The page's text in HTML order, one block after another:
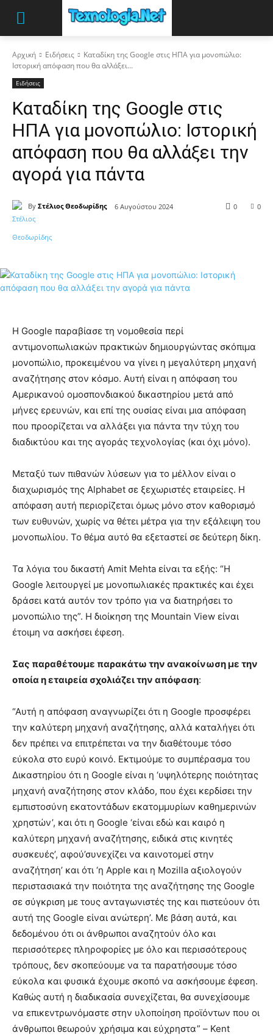
Αρχική Ειδήσεις
Καταδίκη της Google στις ΗΠΑ για μονοπώλιο:
Ιστορική απόφαση που θα αλλάξει...
Ειδήσεις
Καταδίκη της Google στις
ΗΠΑ για μονοπώλιο: Ιστορική
απόφαση που θα αλλάξει την
αγορά για πάντα
By Στέλιος Θεοδωρίδης 6 Αυγούστου 2024 0
0
Η Google παραβίασε τη νομοθεσία περί
αντιμονοπωλιακών πρακτικών δημιουργώντας σκόπιμα
μονοπώλιο, προκειμένου να γίνει η μεγαλύτερη μηχανή
αναζήτησης στον κόσμο. Αυτή είναι η απόφαση του
Αμερικανού ομοσπονδιακού δικαστηρίου μετά από
μήνες ερευνών, και επί της ουσίας είναι μια απόφαση
που προορίζεται να αλλάξει για πάντα την τύχη του
διαδικτύου και της αγοράς τεχνολογίας (και όχι μόνο).
Μεταξύ των πιθανών λύσεων για το μέλλον είναι ο
διαχωρισμός της Alphabet σε ξεχωριστές εταιρείες. Η
απόφαση αυτή περιορίζεται όμως μόνο στον καθορισμό
των ευθυνών, χωρίς να θέτει μέτρα για την εξάλειψη του
μονοπωλίου. Το θέμα αυτό θα εξεταστεί σε δεύτερη δίκη.
Τα λόγια του δικαστή Amit Mehta είναι τα εξής: “Η
Google λειτουργεί με μονοπωλιακές πρακτικές και έχει
δράσει κατά αυτόν τον τρόπο για να διατηρήσει το
μονοπώλιο της”. Η διοίκηση της Mountain View είναι
έτοιμη να ασκήσει έφεση.
Σας παραθέτουμε παρακάτω την ανακοίνωση με την
οποία η εταιρεία σχολιάζει την απόφαση:
“Αυτή η απόφαση αναγνωρίζει ότι η Google προσφέρει
την καλύτερη μηχανή αναζήτησης, αλλά καταλήγει ότι
δεν πρέπει να επιτρέπεται να την διαθέτουμε τόσο
εύκολα στο ευρύ κοινό. Εκτιμούμε το συμπέρασμα του
Δικαστηρίου ότι η Google είναι η ‘υψηλότερης ποιότητας
μηχανή αναζήτησης στον κλάδο, που έχει κερδίσει την
εμπιστοσύνη εκατοντάδων εκατομμυρίων καθημερινών
χρηστών’, και ότι η Google ‘είναι εδώ και καιρό η
καλύτερη μηχανή αναζήτησης, ειδικά στις κινητές
συσκευές’, αφού’συνεχίζει να καινοτομεί στην
αναζήτηση’ και ότι ‘η Apple και η Mozilla αξιολογούν
περιστασιακά την ποιότητα της αναζήτησης της Google
σε σύγκριση με τους ανταγωνιστές της και πιστεύουν ότι
αυτή της Google είναι ανώτερη’. Με βάση αυτά, και
δεδομένου ότι οι άνθρωποι αναζητούν όλο και
περισσότερες πληροφορίες με όλο και περισσότερους
τρόπους, δεν σκοπεύουμε να τα παρατήσουμε τόσο
εύκολα και φυσικά έχουμε σκοπό να ασκήσουμε έφεση.
Καθώς αυτή η διαδικασία συνεχίζεται, θα συνεχίσουμε
να επικεντρωνόμαστε στην υλοποίηση προϊόντων που οι
άνθρωποι θεωρούν χρήσιμα και εύχρηστα” – Kent